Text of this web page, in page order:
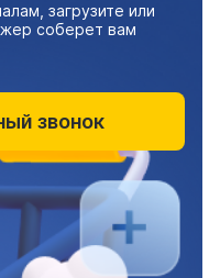
загрузите или
соберет вам
звонок